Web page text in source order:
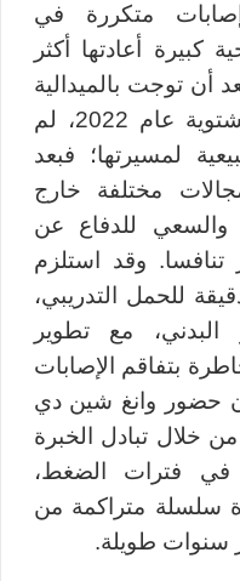
متكررة في
كبيرة أعادتها أكثر
أن توجت بالميدالية
الذهبية في أولمبياد بكين الشتوية عام 2022، لم
لمسيرتها؛ فبعد
مختلفة خارج
والسعي للدفاع عن
وقد استلزم
للحمل التدريبي،
البدني، مع تطوير
بتفاقم الإصابات
حضور وانغ شين دي
من خلال تبادل الخبرة
في فترات الضغط،
سلسلة متراكمة من
سنوات طويلة.